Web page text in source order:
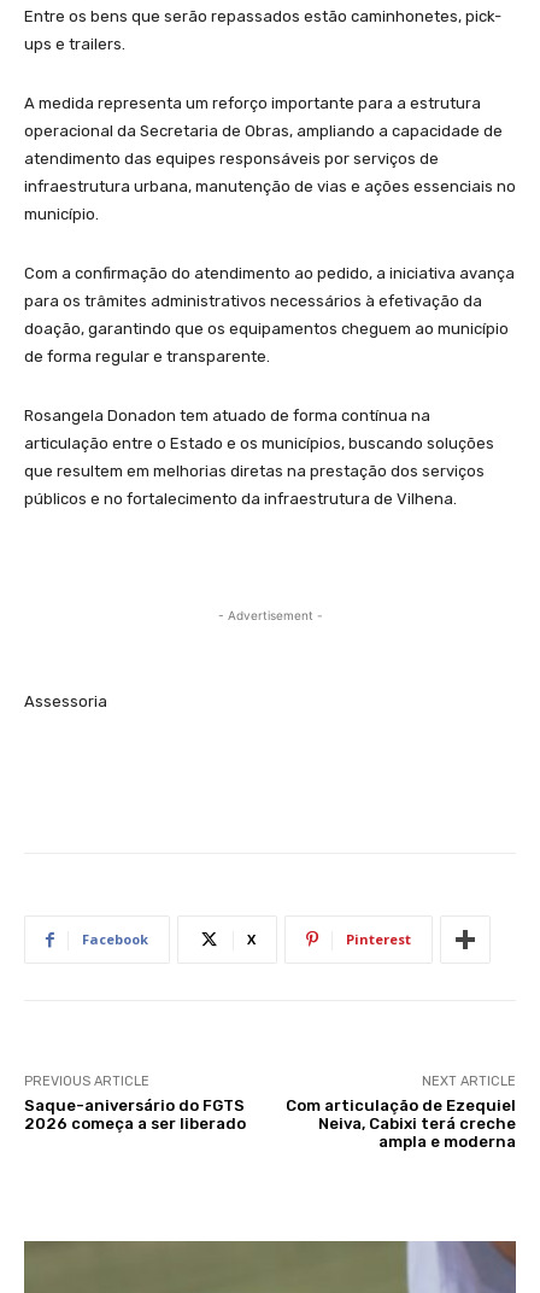
Entre os bens que serão repassados estão caminhonetes, pick-
ups e trailers.
A medida representa um reforço importante para a estrutura
operacional da Secretaria de Obras, ampliando a capacidade de
atendimento das equipes responsáveis por serviços de
infraestrutura urbana, manutenção de vias e ações essenciais no
município.
Com a confirmação do atendimento ao pedido, a iniciativa avança
para os trâmites administrativos necessários à efetivação da
doação, garantindo que os equipamentos cheguem ao município
de forma regular e transparente.
Rosangela Donadon tem atuado de forma contínua na
articulação entre o Estado e os municípios, buscando soluções
que resultem em melhorias diretas na prestação dos serviços
públicos e no fortalecimento da infraestrutura de Vilhena.
- Advertisement -
Assessoria
Facebook X Pinterest
PREVIOUS ARTICLE
Saque-aniversário do FGTS
2026 começa a ser liberado
NEXT ARTICLE
Com articulação de Ezequiel
Neiva, Cabixi terá creche
ampla e moderna